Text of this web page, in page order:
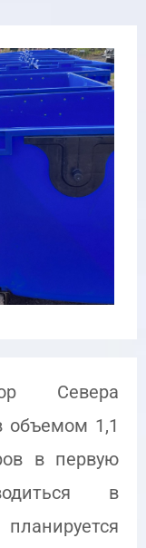
Севера
объемом 1,1
в первую
в